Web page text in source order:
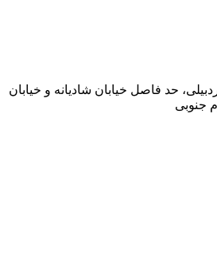
حد فاصل خیابان شادیانه و خیابان